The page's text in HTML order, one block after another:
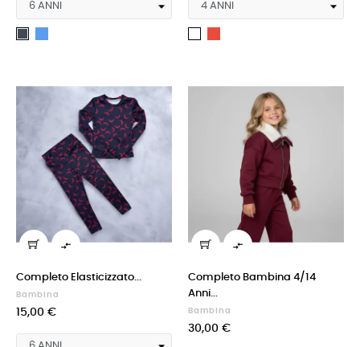

Completo Elasticizzato...
Bambina
15,00 €

Completo Bambina 4/14
Anni...
Bambina
30,00 €